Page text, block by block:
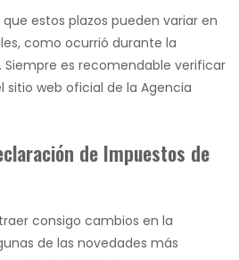
estos plazos pueden variar en
como ocurrió durante la
Siempre es recomendable verificar
sitio web oficial de la Agencia
de Impuestos de
consigo cambios en la
de las novedades más